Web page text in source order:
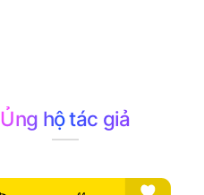
Ủng hộ tác giả